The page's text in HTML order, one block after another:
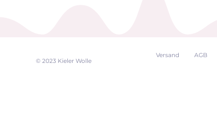
© 2023 Kieler Wolle
Versand AGB